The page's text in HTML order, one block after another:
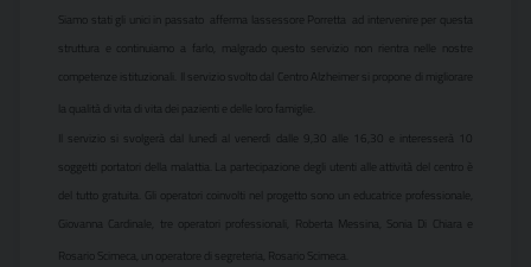
Siamo stati gli unici in passato  afferma lassessore Porretta  ad intervenire per questa
struttura e continuiamo a farlo, malgrado questo servizio non rientra nelle nostre
competenze istituzionali. Il servizio svolto dal Centro Alzheimer si propone di migliorare
la qualità di vita di vita dei pazienti e delle loro famiglie.
Il servizio si svolgerà dal lunedì al venerdì dalle 9,30 alle 16,30 e interesserà 10
soggetti portatori della malattia. La partecipazione degli utenti alle attività del centro è
del tutto gratuita. Gli operatori coinvolti nel progetto sono un educatrice professionale,
Giovanna Cardinale, tre operatori professionali, Roberta Messina, Sonia Di Chiara e
Rosario Scimeca, un operatore di segreteria, Rosario Scimeca.